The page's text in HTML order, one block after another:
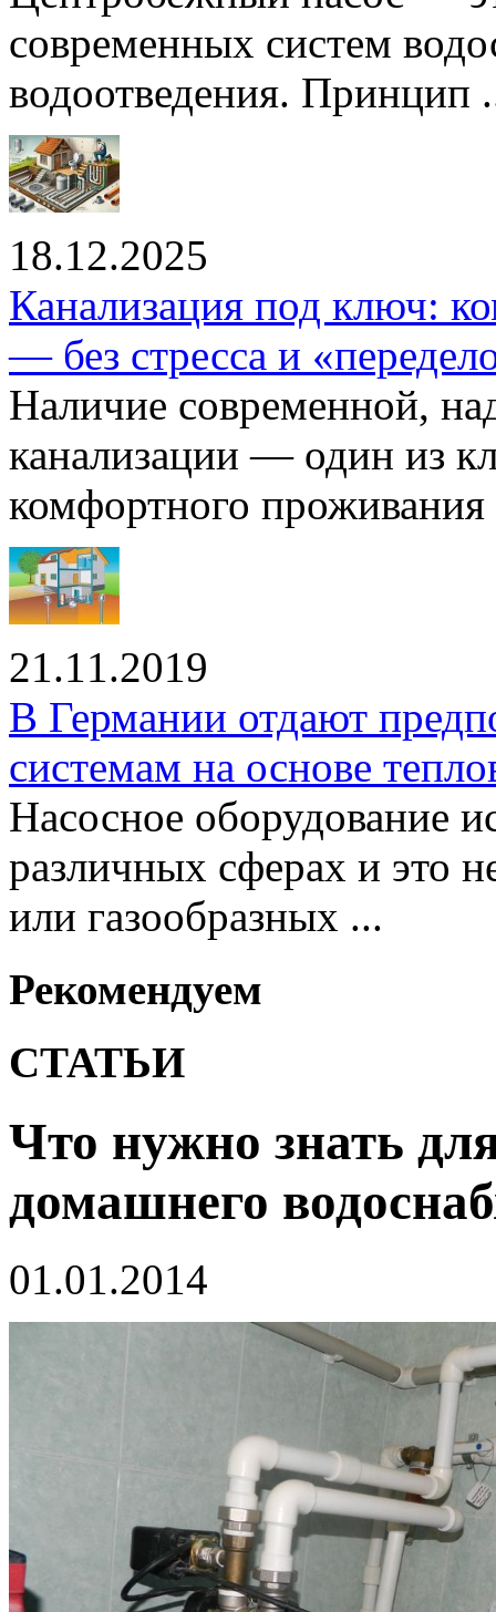
современных систем
водоотведения. Принцип
18.12.2025
Канализация под ключ:
— без стресса и
Наличие современной,
канализации — один из
комфортного проживания
21.11.2019
В Германии отдают
системам на основе
Насосное оборудование
различных сферах и это
или газообразных ...
Рекомендуем
СТАТЬИ
Что нужно знать
домашнего
01.01.2014